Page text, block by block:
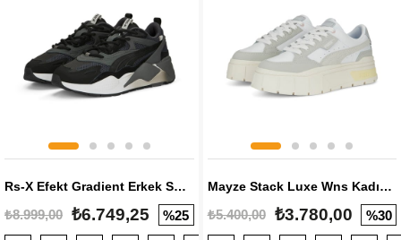
Rs-X Efekt Gradient Erkek Sneaker
₺8.999,00 ₺6.749,25 %25
Mayze Stack Luxe Wns Kadın Sneaker
₺5.400,00 ₺3.780,00 %30